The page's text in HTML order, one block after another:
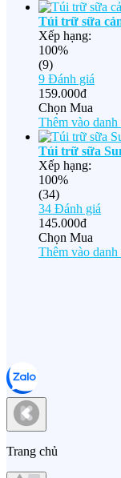
Túi trữ sữa
Xếp hạng:
100%
(9)
9 Đánh giá
159.000đ
Chọn Mua
Thêm vào danh
Túi trữ sữa
Xếp hạng:
100%
(34)
34 Đánh giá
145.000đ
Chọn Mua
Thêm vào danh
Trang chủ